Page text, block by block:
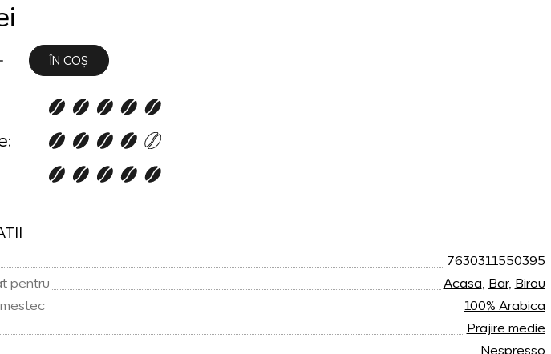
ÎN COȘ
7630311550395
pentru
Acasa Bar, Birou
100% Arabica
Prajire medie
Nespresso